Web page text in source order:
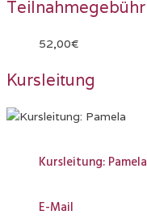
Teilnahmegebühr
52,00€
Kursleitung
Kursleitung: Pamela
E-Mail